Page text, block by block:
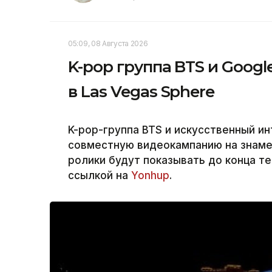
05:09, 08 Августа 2026
K-pop группа BTS и
в Las Vegas Sphere
K-pop-группа BTS и искусственный
совместную видеокампанию на
ролики будут показывать до конца
ссылкой на Yonhup.